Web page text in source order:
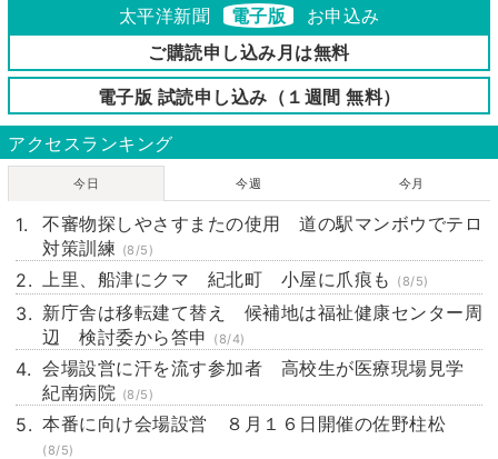
太平洋新聞 電子版
お申込み
ご購読申し込み月は無料
電子版 試読申し込み（１週間 無料）
アクセスランキング
今日 今週 今月
不審物探しやさすまたの使用 道の駅マンボウでテロ
対策訓練 (8/5)
上里、船津にクマ 紀北町 小屋に爪痕も (8/5)
新庁舎は移転建て替え 候補地は福祉健康センター周
辺 検討委から答申
(8/4)
会場設営に汗を流す参加者 高校生が医療現場見学
紀南病院 (8/5)
本番に向け会場設営 ８月１６日開催の佐野柱松
(8/5)